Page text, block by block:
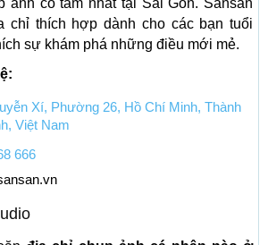
ảnh có tâm nhất tại Sài Gòn. Sansan
chỉ thích hợp dành cho các bạn tuổi
sự khám phá những điều mới mẻ.
Xí, Phường 26, Hồ Chí Minh, Thành
Việt Nam
666